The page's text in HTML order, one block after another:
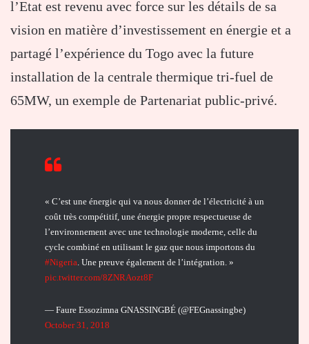
l’Etat est revenu avec force sur les détails de sa
vision en matière d’investissement en énergie et a
partagé l’expérience du Togo avec la future
installation de la centrale thermique tri-fuel de
65MW, un exemple de Partenariat public-privé.
« C’est une énergie qui va nous donner de l’électricité à un
coût très compétitif, une énergie propre respectueuse de
l’environnement avec une technologie moderne, celle du
cycle combiné en utilisant le gaz que nous importons du
#Nigeria . Une preuve également de l’intégration. »
pic.twitter.com/8ZNRAozt8F
— Faure Essozimna GNASSINGBÉ (@FEGnassingbe)
October 31, 2018